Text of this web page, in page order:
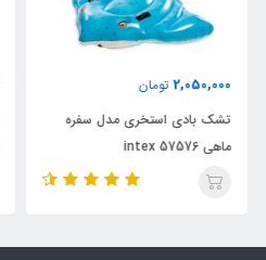
2,050,000 تومان
تشک بادی استخری مدل سفره
ماهی intex 57576